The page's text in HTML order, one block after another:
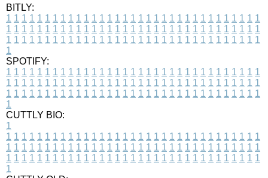
BITLY:
1 1 1 1 1 1 1 1 1 1 1 1 1 1 1 1 1 1 1 1 1 1 1 1 1 1 1 1 1 1 1 1 1
1 1 1 1 1 1 1 1 1 1 1 1 1 1 1 1 1 1 1 1 1 1 1 1 1 1 1 1 1 1 1 1 1
1 1 1 1 1 1 1 1 1 1 1 1 1 1 1 1 1 1 1 1 1 1 1 1 1 1 1 1 1 1 1 1 1
1
SPOTIFY:
1 1 1 1 1 1 1 1 1 1 1 1 1 1 1 1 1 1 1 1 1 1 1 1 1 1 1 1 1 1 1 1 1
1 1 1 1 1 1 1 1 1 1 1 1 1 1 1 1 1 1 1 1 1 1 1 1 1 1 1 1 1 1 1 1 1
1 1 1 1 1 1 1 1 1 1 1 1 1 1 1 1 1 1 1 1 1 1 1 1 1 1 1 1 1 1 1 1 1
1
CUTTLY BIO:
1
1 1 1 1 1 1 1 1 1 1 1 1 1 1 1 1 1 1 1 1 1 1 1 1 1 1 1 1 1 1 1 1 1
1 1 1 1 1 1 1 1 1 1 1 1 1 1 1 1 1 1 1 1 1 1 1 1 1 1 1 1 1 1 1 1 1
1 1 1 1 1 1 1 1 1 1 1 1 1 1 1 1 1 1 1 1 1 1 1 1 1 1 1 1 1 1 1 1 1
1